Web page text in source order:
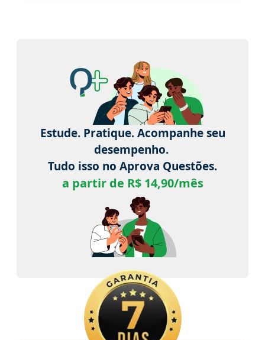
Estude. Pratique. Acompanhe seu
desempenho.
Tudo isso no Aprova Questões.
a partir de R$ 14,90/mês